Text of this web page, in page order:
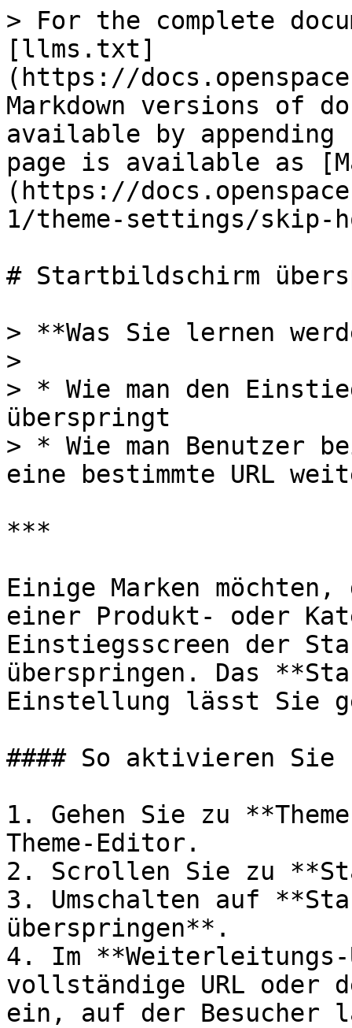
> For the complete
[llms.txt]
(https://
Markdown versions of
available by
page is available as
(https://
1/theme-settings/skip-
# Startbildschirm
> **Was Sie lernen
>
> * Wie man den
überspringt
> * Wie man Benutzer
eine bestimmte URL
***
Einige Marken
einer Produkt- oder
Einstiegsscreen der
überspringen. Das
Einstellung lässt Sie
#### So aktivieren Sie
1. Gehen Sie zu
Theme-Editor.
2. Scrollen Sie zu
3. Umschalten auf
überspringen**.
4. Im **Weiterleitungs-
vollständige URL oder
ein, auf der Besucher